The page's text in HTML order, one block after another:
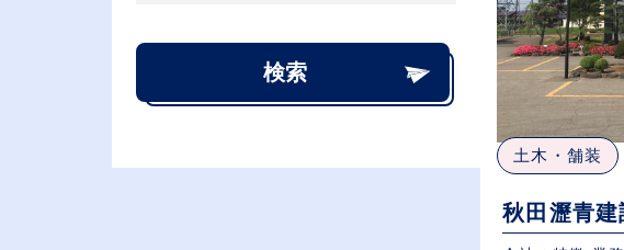
検索
土木・舗装
秋田瀝青